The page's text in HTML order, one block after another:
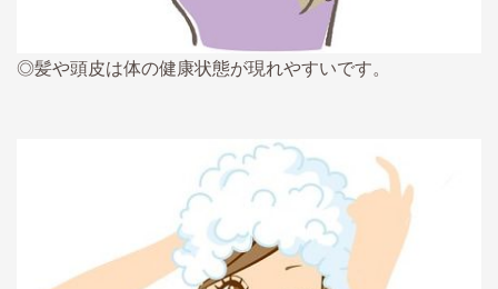
◎髪や頭皮は体の健康状態が現れやすいです。